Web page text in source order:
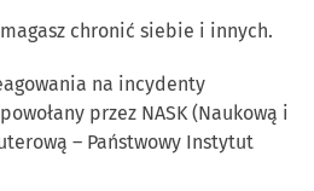
chronić siebie i innych.
na incydenty
przez NASK (Naukową i
– Państwowy Instytut